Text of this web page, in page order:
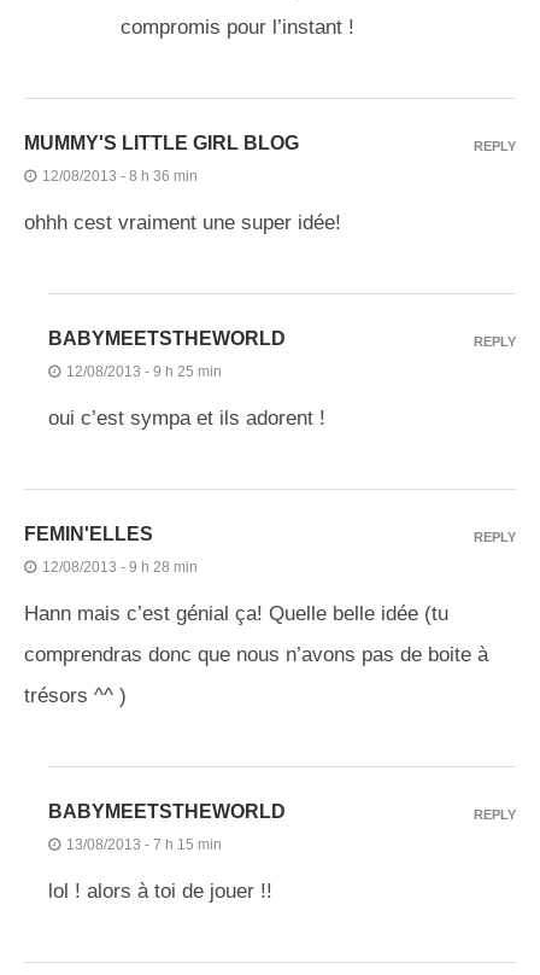
compromis pour l’instant !
MUMMY'S LITTLE GIRL BLOG
12/08/2013 - 8 h 36 min
ohhh cest vraiment une super idée!
REPLY
BABYMEETSTHEWORLD
12/08/2013 - 9 h 25 min
oui c’est sympa et ils adorent !
REPLY
FEMIN'ELLES
12/08/2013 - 9 h 28 min
Hann mais c’est génial ça! Quelle belle idée (tu
comprendras donc que nous n’avons pas de boite à
trésors ^^ )
REPLY
BABYMEETSTHEWORLD
13/08/2013 - 7 h 15 min
lol ! alors à toi de jouer !!
REPLY